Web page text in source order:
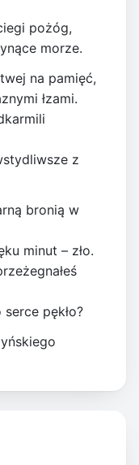
pożóg,
morze.
na pamięć,
łzami.
z
bronią w
minut – zło.
pękło?